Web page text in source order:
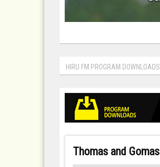
HIRU FM PROGRAM
Thomas and